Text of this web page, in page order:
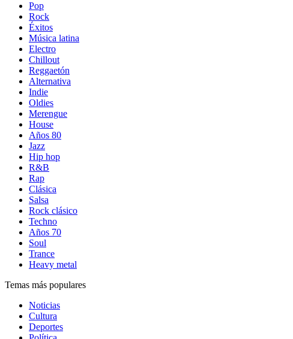
Pop
Rock
Éxitos
Música latina
Electro
Chillout
Reggaetón
Alternativa
Indie
Oldies
Merengue
House
Años 80
Jazz
Hip hop
R&B
Rap
Clásica
Salsa
Rock clásico
Techno
Años 70
Soul
Trance
Heavy metal
Temas más populares
Noticias
Cultura
Deportes